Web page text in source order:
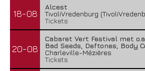
18-08
Alcest
TivoliVredenburg
Tickets
20-08
Cabaret Vert Festival met
Bad Seeds, Deftones, Body
Charleville-Mézières
Tickets